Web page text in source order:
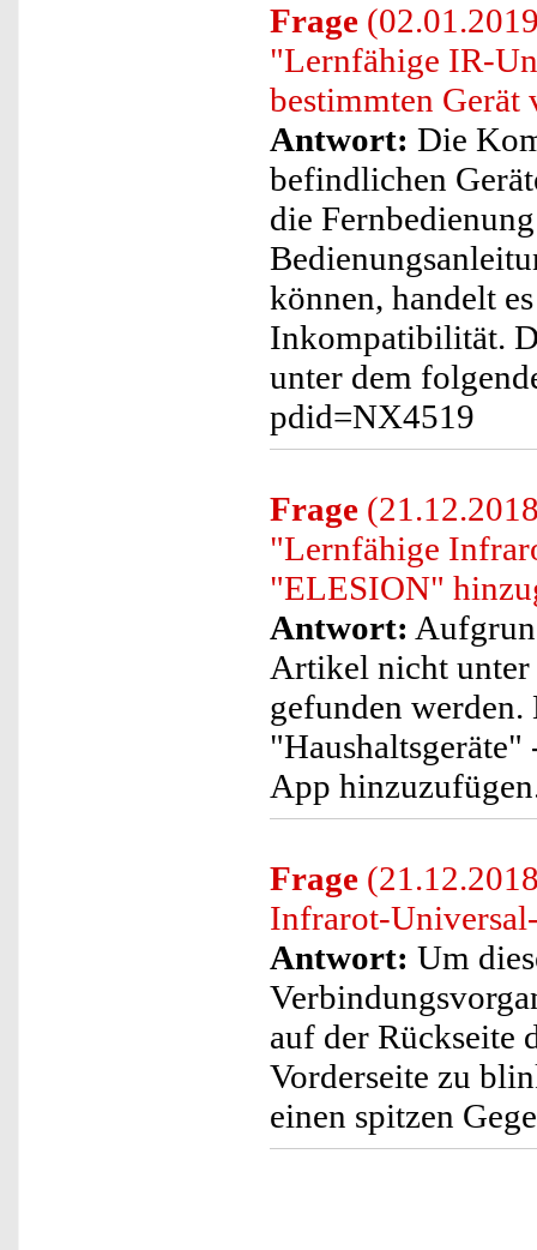
Frage
"Lernfähige IR-
bestimmten Gerät
Antwort: Die
befindlichen
die
können, handelt
Inkompatibilität.
unter dem
pdid=NX4519
Frage
"Lernfähige
"ELESION"
Antwort:
Artikel nicht
gefunden
App
Frage
Infrarot-
Antwort: Um
auf der Rückseite
Vorderseite zu
einen spitzen